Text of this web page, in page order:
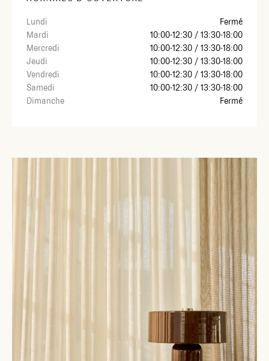
Lundi
Fermé
Mardi
10:00-12:30 / 13:30-18:00
Mercredi
10:00-12:30 / 13:30-18:00
Jeudi
10:00-12:30 / 13:30-18:00
Vendredi
10:00-12:30 / 13:30-18:00
Samedi
10:00-12:30 / 13:30-18:00
Dimanche
Fermé